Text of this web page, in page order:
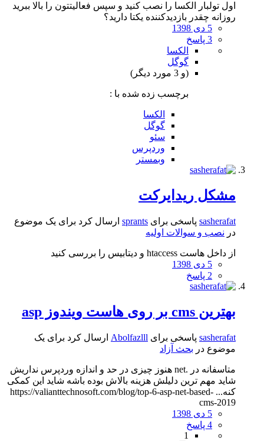
اول تولبار الکسا را نصب کنید و سپس فعالیتتون را بالا ببرید
روزانه چقدر بازدیدکننده یکتا دارید؟
5 دی 1398
3 پاسخ
الکسا
گوگل
(و 3 مورد دیگر)
برچسب زده شده با :
الکسا
گوگل
سئو
وردپرس
وبمستر
مشکل ریدایرکت
sasherafat پاسخی برای sprants ارسال کرد برای یک موضوع
در نصب و سوالات اولیه
از داخل هاست htaccess و دیتابیس را بررسی کنید
5 دی 1398
2 پاسخ
بهترین cms بر روی هاست ویندوز asp
sasherafat پاسخی برای Abolfazlll ارسال کرد برای یک
موضوع در بحث آزاد
متاسفانه در .net هنوز چیزی در حد و اندازه وردپرس نداریش
شاید مهم ترین دلیلش هزینه بالاش بوده باشه شاید این کمکی
کنه... https://valianttechnosoft.com/blog/top-6-asp-net-based-
cms-2019
5 دی 1398
4 پاسخ
1